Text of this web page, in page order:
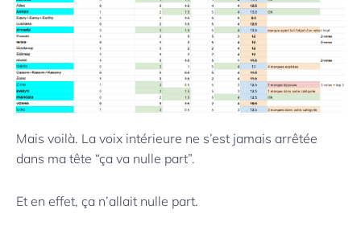
Mais voilà. La voix intérieure ne s’est jamais arrêtée
dans ma tête “ça va nulle part”.
Et en effet, ça n’allait nulle part.